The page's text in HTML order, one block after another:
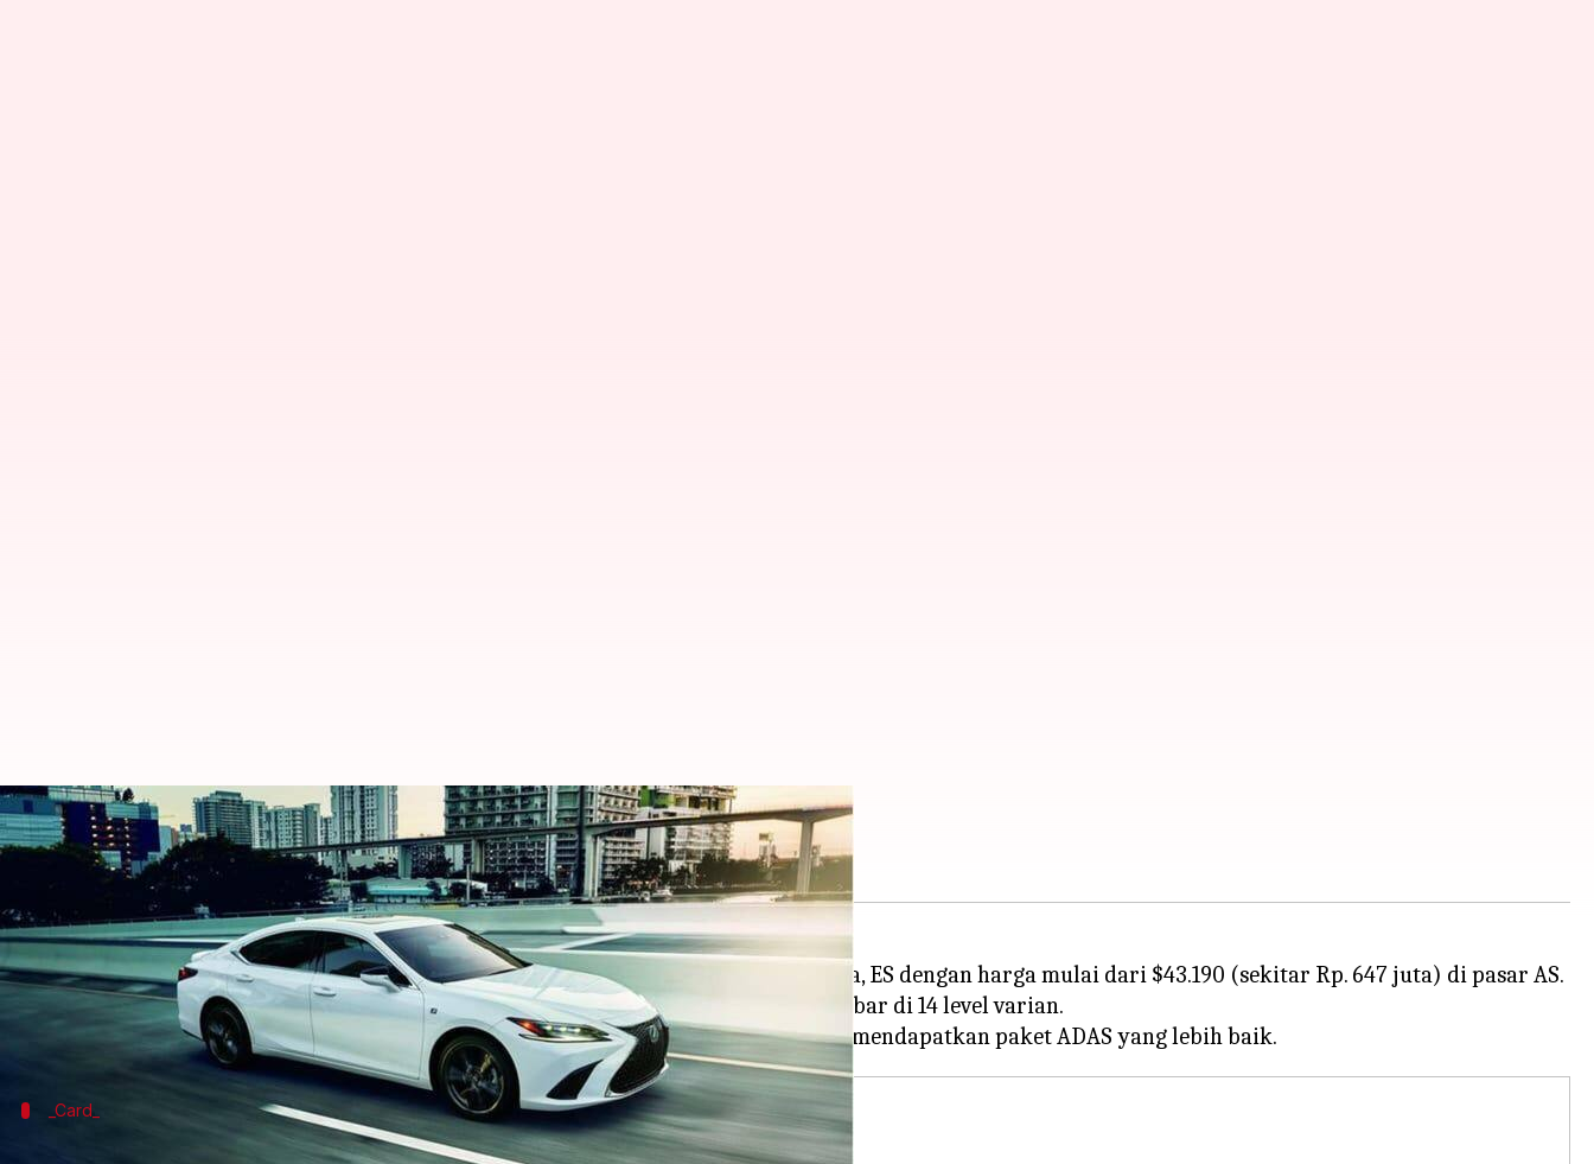
Lexus ES 2024 terungkap: Periksa fitur dan harganya
Bob Jul 03, 2023 10:36 am
Apa ceritanya
Pembuat mobil mewah Lexus telah mengungkap iterasi 2024 dari model terlarisnya, ES dengan harga mulai dari $43.190 (sekitar Rp. 647 juta) di pasar AS.
Sedan mid-size premium ini ditawarkan dengan tiga pilihan powertrain yang tersebar di 14 level varian.
_Card_
Mengapa artikel ini penting?